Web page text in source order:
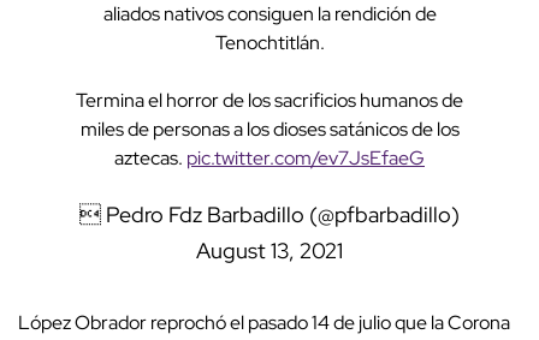
aliados nativos consiguen la rendición de
Tenochtitlán.
Termina el horror de los sacrificios humanos de
miles de personas a los dioses satánicos de los
aztecas. pic.twitter.com/ev7JsEfaeG
 Pedro Fdz Barbadillo (@pfbarbadillo)
August 13, 2021
López Obrador reprochó el pasado 14 de julio que la Corona